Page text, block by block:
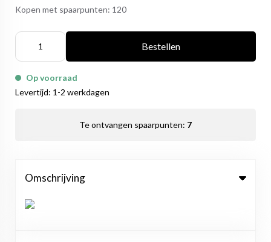
Kopen met spaarpunten: 120
Bestellen
Op voorraad
Levertijd: 1-2 werkdagen
Te ontvangen spaarpunten: 7
Omschrijving